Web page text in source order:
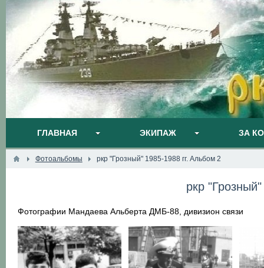
ГЛАВНАЯ ЭКИПАЖ ЗА
Фотоальбомы ркр "Грозный" 1985-1988 гг. Альбом 2
ркр
Фотографии Мандаева Альберта ДМБ-88, дивизион связи